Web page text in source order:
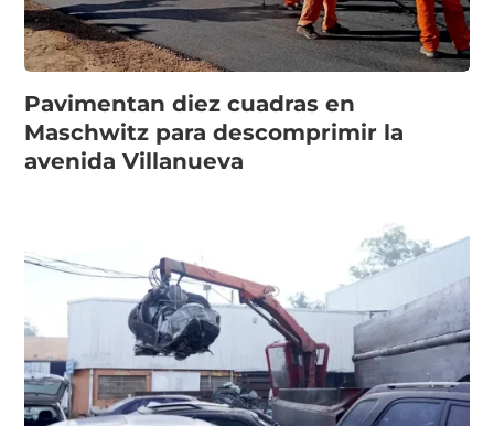
Pavimentan diez cuadras en
Maschwitz para descomprimir la
avenida Villanueva